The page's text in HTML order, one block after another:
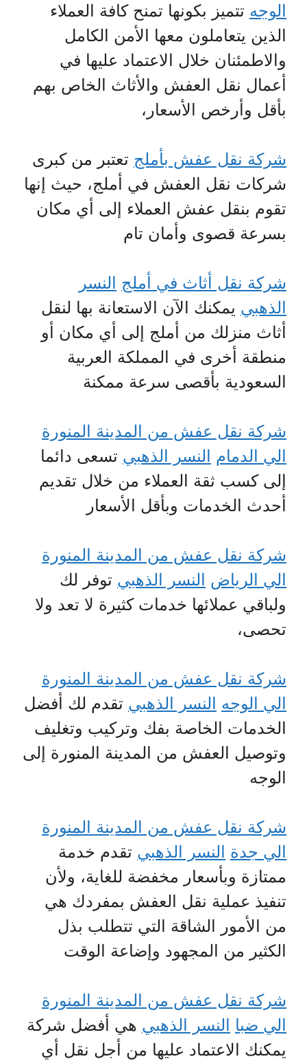
الوجه تتميز بكونها تمنح كافة العملاء
الذين يتعاملون معها الأمن الكامل
والاطمئنان خلال الاعتماد عليها في
أعمال نقل العفش والأثاث الخاص بهم
بأقل وأرخص الأسعار،
شركة نقل عفش بأملج تعتبر من كبرى
شركات نقل العفش في أملج، حيث إنها
تقوم بنقل عفش العملاء إلى أي مكان
بسرعة قصوى وأمان تام
شركة نقل أثاث في أملج النسر
الذهبي يمكنك الآن الاستعانة بها لنقل
أثاث منزلك من أملج إلى أي مكان أو
منطقة أخرى في المملكة العربية
السعودية بأقصى سرعة ممكنة
شركة نقل عفش من المدينة المنورة
الي الدمام النسر الذهبي تسعى دائما
إلى كسب ثقة العملاء من خلال تقديم
أحدث الخدمات وبأقل الأسعار
شركة نقل عفش من المدينة المنورة
الي الرياض النسر الذهبي توفر لك
ولباقي عملائها خدمات كثيرة لا تعد ولا
تحصى،
شركة نقل عفش من المدينة المنورة
الي الوجه النسر الذهبي تقدم لك أفضل
الخدمات الخاصة بفك وتركيب وتغليف
وتوصيل العفش من المدينة المنورة إلى
الوجه
شركة نقل عفش من المدينة المنورة
الي جدة النسر الذهبي تقدم خدمة
ممتازة وبأسعار مخفضة للغاية، ولأن
تنفيذ عملية نقل العفش بمفردك هي
من الأمور الشاقة التي تتطلب بذل
الكثير من المجهود وإضاعة الوقت
شركة نقل عفش من المدينة المنورة
الي ضبا النسر الذهبي هي أفضل شركة
يمكنك الاعتماد عليها من أجل نقل أي